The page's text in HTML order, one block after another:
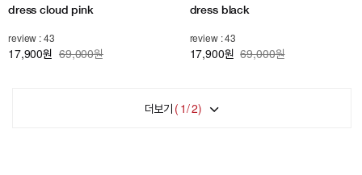
dress cloud pink
review : 43
17,900원 69,000원
dress black
review : 43
17,900원 69,000원
더보기 ( 1/2)